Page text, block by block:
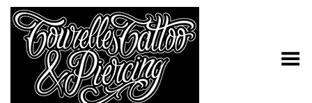
Toggle Menu